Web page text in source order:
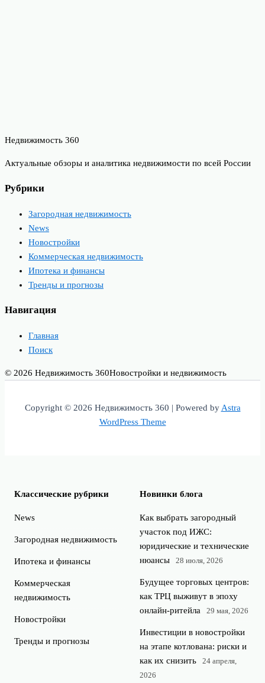
Недвижимость 360
Актуальные обзоры и аналитика недвижимости по всей России
Рубрики
Загородная недвижимость
News
Новостройки
Коммерческая недвижимость
Ипотека и финансы
Тренды и прогнозы
Навигация
Главная
Поиск
© 2026 Недвижимость 360Новостройки и недвижимость
Copyright © 2026 Недвижимость 360 | Powered byAstra
WordPress Theme
Классические рубрики
News
Загородная недвижимость
Ипотека и финансы
Коммерческая
недвижимость
Новостройки
Тренды и прогнозы
Новинки блога
Как выбрать загородный
участок под ИЖС:
юридические и технические
нюансы
28 июля, 2026
Будущее торговых центров:
как ТРЦ выживут в эпоху
онлайн-ритейла
29 мая, 2026
Инвестиции в новостройки
на этапе котлована: риски и
как их снизить
24 апреля,
2026